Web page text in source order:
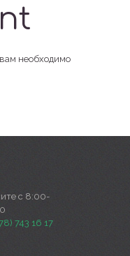
необходимо
с 8:00-
743 16 17